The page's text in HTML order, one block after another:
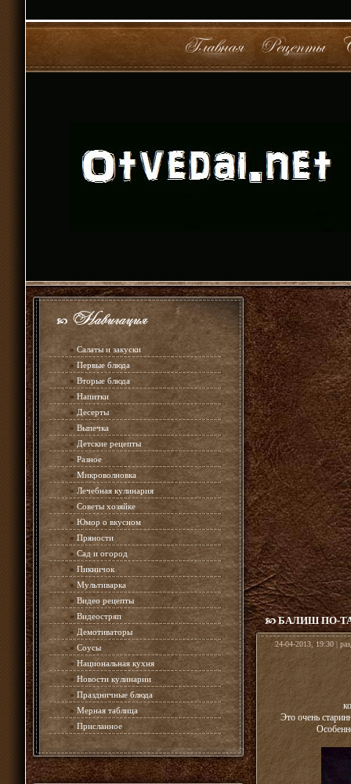
» Салаты и закуски
» Первые блюда
» Вторые блюда
» Напитки
»Десерты
» Выпечка
» Детские рецепты
» Разное
» Микроволновка
» Лечебная кулинария
» Советы хозяйке
» Юмор о вкусном
» Пряности
» Сад и огород
» Пикничок
» Мультиварка
» Видео рецепты
» Видеостряп
» Демотиваторы
» Соусы
» Национальная кухня
» Новости кулинарии
» Праздничные блюда
» Мерная таблица
» Присланное
БАЛИШ ПО-
24-04-2013, 19:30 |
Это очень